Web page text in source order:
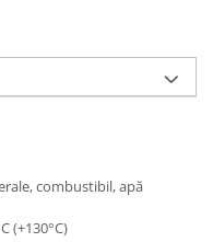
combustibil, apă
(+130°C)